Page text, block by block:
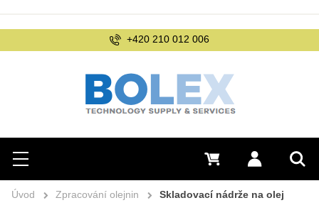
Hledat
Menu Přihlásit se
0 Kč
+420 210 012 006
Úvod Zpracování olejnin Skladovací nádrže na olej